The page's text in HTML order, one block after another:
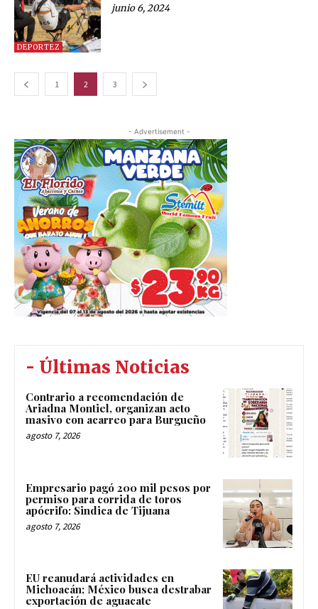
DEPORTEZ
junio 6, 2024
1 2 3
- Advertisement -
- Últimas Noticias
Contrario a recomendación de
Ariadna Montiel, organizan acto
masivo con acarreo para Burgueño
agosto 7, 2026
Empresario pagó 200 mil pesos por
permiso para corrida de toros
apócrifo: Sindica de Tijuana
agosto 7, 2026
EU reanudará actividades en
Michoacán; México busca destrabar
exportación de aguacate